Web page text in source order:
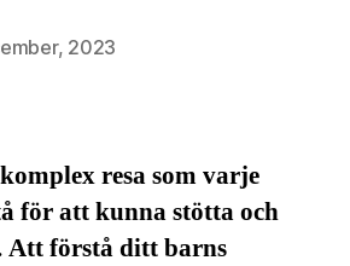
2023
resa som varje
för att kunna stötta och
Att förstå ditt barns